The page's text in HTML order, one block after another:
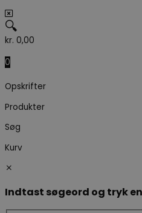
🔍
kr. 0,00
0
Opskrifter
Produkter
Søg
Kurv
Indtast søgeord og tryk